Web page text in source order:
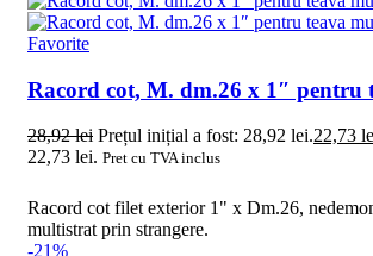
Favorite
Racord cot, M. dm.26 x 1″ pentru
28,92lei Prețul inițial a fost: 28,92 lei.22,73
22,73 lei. Pret cu TVA inclus
Racord cot filet exterior 1" x Dm.26,
multistrat prin strangere.
-21%